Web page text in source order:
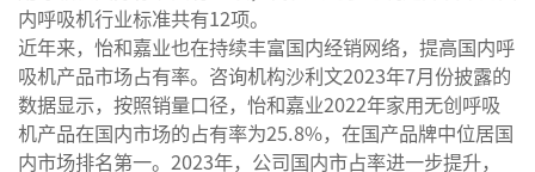
内呼吸机行业标准共有12项。
近年来，怡和嘉业也在持续丰富国内经销网络，提高国内呼
吸机产品市场占有率。咨询机构沙利文2023年7月份披露的
数据显示，按照销量口径，怡和嘉业2022年家用无创呼吸
机产品在国内市场的占有率为25.8%，在国产品牌中位居国
内市场排名第一。2023年，公司国内市占率进一步提升，